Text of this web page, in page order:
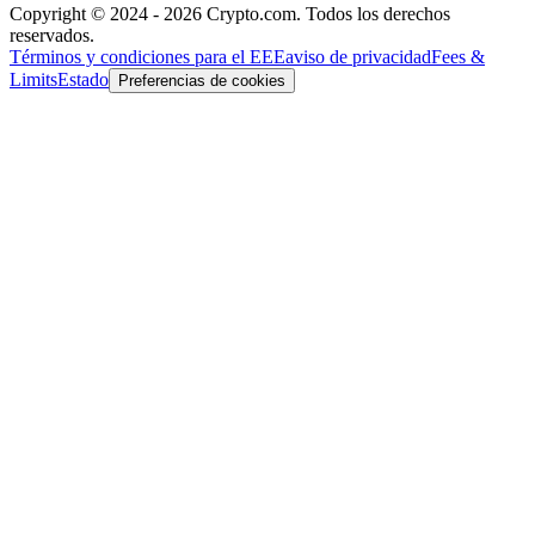
Copyright © 2024 - 2026 Crypto.com. Todos los derechos
reservados.
Términos y condiciones para el EEEaviso de privacidadFees &
LimitsEstado Preferencias de cookies